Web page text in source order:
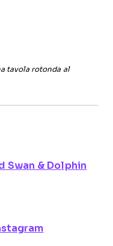
tavola rotonda al
Swan & Dolphin